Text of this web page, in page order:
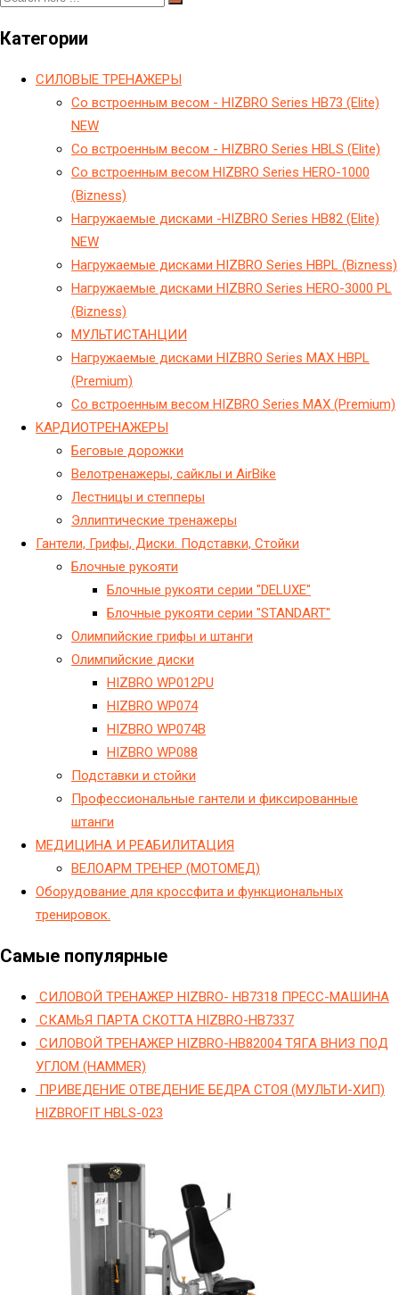
Категории
CИЛОВЫЕ ТРЕНАЖЕРЫ
Cо встроенным весом - HIZBRO Series HB73 (Elite)
NEW
Cо встроенным весом - HIZBRO Series HBLS (Elite)
Cо встроенным весом HIZBRO Series HERO-1000
(Bizness)
Hагружаемые дисками -HIZBRO Series HB82 (Elite)
NEW
Hагружаемые дисками HIZBRO Series HBPL (Bizness)
Hагружаемые дисками HIZBRO Series HERO-3000 PL
(Bizness)
МУЛЬТИСТАНЦИИ
Нагружаемые дисками HIZBRO Series MAX HBPL
(Premium)
Со встроенным весом HIZBRO Series MAX (Premium)
KАРДИОТРЕНАЖЕРЫ
Беговые дорожки
Велотренажеры, сайклы и AirBike
Лестницы и степперы
Эллиптические тренажеры
Гантели, Грифы, Диски. Подставки, Стойки
Блочные рукояти
Блочные рукояти серии "DELUXE"
Блочные рукояти серии "STANDART"
Олимпийские грифы и штанги
Олимпийские диски
HIZBRO WP012PU
HIZBRO WP074
HIZBRO WP074B
HIZBRO WP088
Подставки и стойки
Профессиональные гантели и фиксированные
штанги
МЕДИЦИНА И РЕАБИЛИТАЦИЯ
ВЕЛОАРМ ТРЕНЕР (МОТОМЕД)
Оборудование для кроссфита и функциональных
тренировок.
Самые популярные
СИЛОВОЙ ТРЕНАЖЕР HIZBRO- HB7318 ПРЕСС-МАШИНА
СКАМЬЯ ПАРТА СКОТТА HIZBRO-HB7337
СИЛОВОЙ ТРЕНАЖЕР HIZBRO-HB82004 ТЯГА ВНИЗ ПОД
УГЛОМ (HAMMER)
ПРИВЕДЕНИЕ ОТВЕДЕНИЕ БЕДРА СТОЯ (МУЛЬТИ-ХИП)
HIZBROFIT HBLS-023